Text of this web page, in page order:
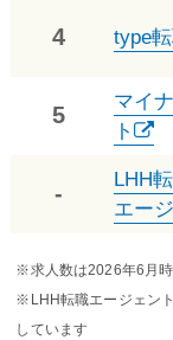
4 type
5
マイ
ト
-
LHH
エー
※求人数は2026年6月
※LHH転職エージェン
しています